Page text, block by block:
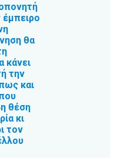
θα
κάνει
την
και
θέση
κι
τον